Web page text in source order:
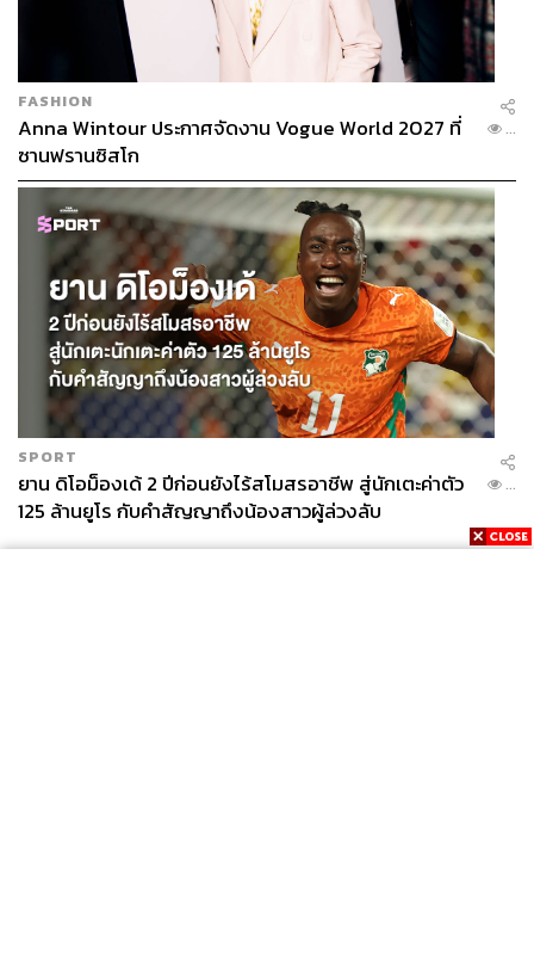
FASHION
Anna Wintour ประกาศจัดงาน Vogue World 2027 ที่
ซานฟรานซิสโก
...
SPORT
ยาน ดิโอม็องเด้ 2 ปีก่อนยังไร้สโมสรอาชีพ สู่นักเตะค่าตัว
125 ล้านยูโร กับคำสัญญาถึงน้องสาวผู้ล่วงลับ
...